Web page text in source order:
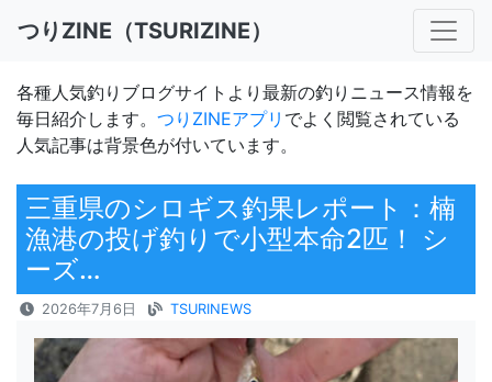
つりZINE（TSURIZINE）
各種人気釣りブログサイトより最新の釣りニュース情報を
毎日紹介します。 つりZINEアプリ でよく閲覧されている
人気記事は背景色が付いています。
三重県のシロギス釣果レポート：楠
漁港の投げ釣りで小型本命2匹！ シ
ーズ…
2026年7月6日 TSURINEWS